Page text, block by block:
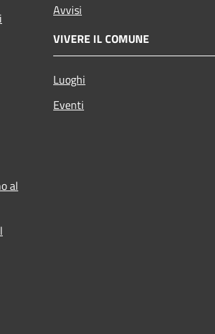
Avvisi
VIVERE IL COMUNE
Luoghi
Eventi
al